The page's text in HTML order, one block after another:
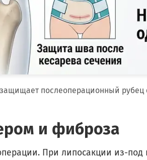
послеоперационный рубец
и фиброза
При липосакции из-